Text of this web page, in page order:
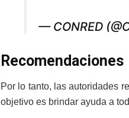
— CONRED
Recomendaciones
Por lo tanto, las autoridades
objetivo es brindar ayuda a